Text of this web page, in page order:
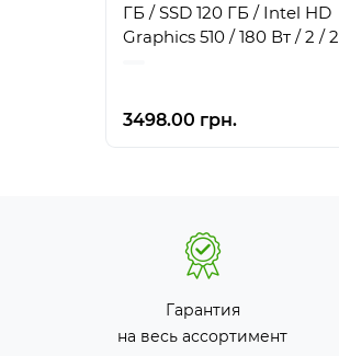
ГБ / SSD 120 ГБ / Intel HD
Graphics 510 / 180 Вт / 2 / 2
3498.00 грн.
Гарантия
на весь ассортимент